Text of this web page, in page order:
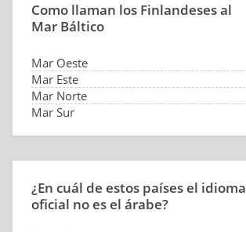
Como llaman los Finlandeses al
Mar Báltico
Mar Oeste
Mar Este
Mar Norte
Mar Sur
¿En cuál de estos países el idioma
oficial no es el árabe?